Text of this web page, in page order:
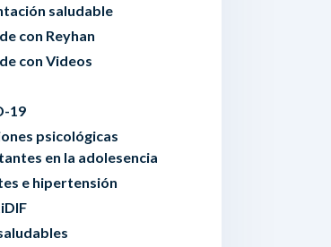
saludable
con Reyhan
con Videos
19
psicológicas
en la adolesencia
e hipertensión